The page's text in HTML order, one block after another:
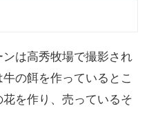
は高秀牧場で撮影され
の餌を作っているとこ
を作り、売っているそ